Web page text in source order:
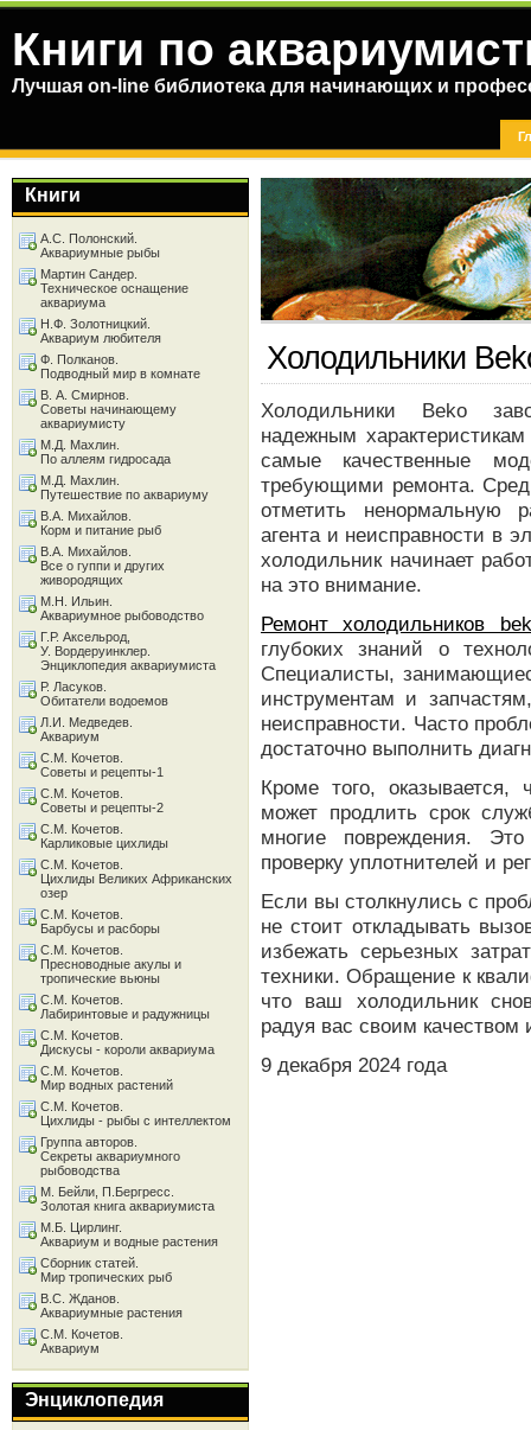
Книги по
Лучшая on-line библиотека для начинающих и
Холодильники
Холодильники Beko
надежным
самые качественные
требующими ремонта.
отметить ненормальную
агента и неисправности в
холодильник начинает
на это внимание.
Ремонт холодильников
глубоких знаний о
Специалисты,
инструментам и
неисправности. Часто
достаточно выполнить
Кроме того, оказывается,
может продлить срок
многие повреждения.
проверку уплотнителей и
Если вы столкнулись с
не стоит откладывать
избежать серьезных
техники. Обращение к
что ваш холодильник
радуя вас своим
9 декабря 2024 года
Книги
А.С. Полонский.
Аквариумные рыбы
Мартин Сандер.
Техническое оснащение
аквариума
Н.Ф. Золотницкий.
Аквариум любителя
Ф. Полканов.
Подводный мир в комнате
В. А. Смирнов.
Советы начинающему
аквариумисту
М.Д. Махлин.
По аллеям гидросада
М.Д. Махлин.
Путешествие по аквариуму
В.А. Михайлов.
Корм и питание рыб
В.А. Михайлов.
Все о гуппи и других
живородящих
М.Н. Ильин.
Аквариумное рыбоводство
Г.Р. Аксельрод,
У. Вордеруинклер.
Энциклопедия аквариумиста
Р. Ласуков.
Обитатели водоемов
Л.И. Медведев.
Аквариум
С.М. Кочетов.
Советы и рецепты-1
С.М. Кочетов.
Советы и рецепты-2
С.М. Кочетов.
Карликовые цихлиды
С.М. Кочетов.
Цихлиды Великих Африканских
озер
С.М. Кочетов.
Барбусы и расборы
С.М. Кочетов.
Пресноводные акулы и
тропические вьюны
С.М. Кочетов.
Лабиринтовые и радужницы
С.М. Кочетов.
Дискусы - короли аквариума
С.М. Кочетов.
Мир водных растений
С.М. Кочетов.
Цихлиды - рыбы с интеллектом
Группа авторов.
Секреты аквариумного
рыбоводства
М. Бейли, П.Бергресс.
Золотая книга аквариумиста
М.Б. Цирлинг.
Аквариум и водные растения
Сборник статей.
Мир тропических рыб
В.С. Жданов.
Аквариумные растения
С.М. Кочетов.
Аквариум
Энциклопедия